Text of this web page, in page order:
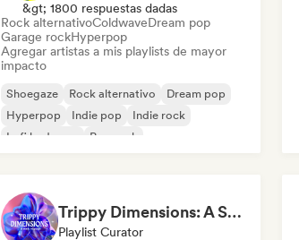
&gt; 1800 respuestas dadas
Rock alternativoColdwaveDream pop
Garage rockHyperpop
Agregar artistas a mis playlists de mayor
impacto
Shoegaze Rock alternativo
Dream pop
Hyperpop
Indie pop
Indie rock
Lofi bedroom
Pop rock
Trippy Dimensions: A Sonic Voyage
Playlist Curator